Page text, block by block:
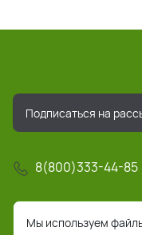
8(800)333-44-85
info@pochta-
Мы используем